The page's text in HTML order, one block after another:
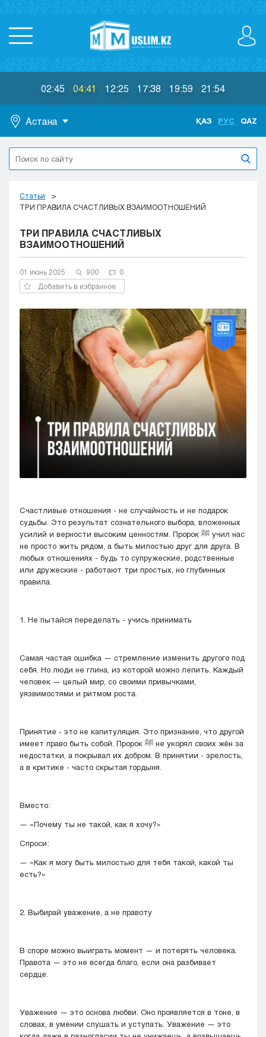
02:45 04:41 12:25 17:38 19:59 21:54
Астана
Астана
Алматы
Актобе
Атырау
Караганда
Кокшетау
Кызылорда
Павлодар
Семей
Талдыкорган
Тараз
Туркестан
Уральск
Усть-Каменогорск
Шымкент
ҚАЗ РУС QAZ
Статьи
ТРИ ПРАВИЛА СЧАСТЛИВЫХ ВЗАИМООТНОШЕНИЙ
ТРИ ПРАВИЛА СЧАСТЛИВЫХ
ВЗАИМООТНОШЕНИЙ
01 июнь 2025 900
0
Добавить в избранное
Счастливые отношения - не случайность и не подарок
судьбы. Это результат сознательного выбора, вложенных
усилий и верности высоким ценностям. Пророк ﷺ учил нас
не просто жить рядом, а быть милостью друг для друга. В
любых отношениях - будь то супружеские, родственные
или дружеские - работают три простых, но глубинных
правила.
1. Не пытайся переделать - учись принимать
Самая частая ошибка — стремление изменить другого под
себя. Но люди не глина, из которой можно лепить. Каждый
человек — целый мир, со своими привычками,
уязвимостями и ритмом роста.
Принятие - это не капитуляция. Это признание, что другой
имеет право быть собой. Пророк ﷺ не укорял своих жён за
недостатки, а покрывал их добром. В принятии - зрелость,
а в критике - часто скрытая гордыня.
Вместо:
— «Почему ты не такой, как я хочу?»
Спроси:
— «Как я могу быть милостью для тебя такой, какой ты
есть?»
2. Выбирай уважение, а не правоту
В споре можно выиграть момент — и потерять человека.
Правота — это не всегда благо, если она разбивает
сердце.
Уважение — это основа любви. Оно проявляется в тоне, в
словах, в умении слушать и уступать. Уважение — это